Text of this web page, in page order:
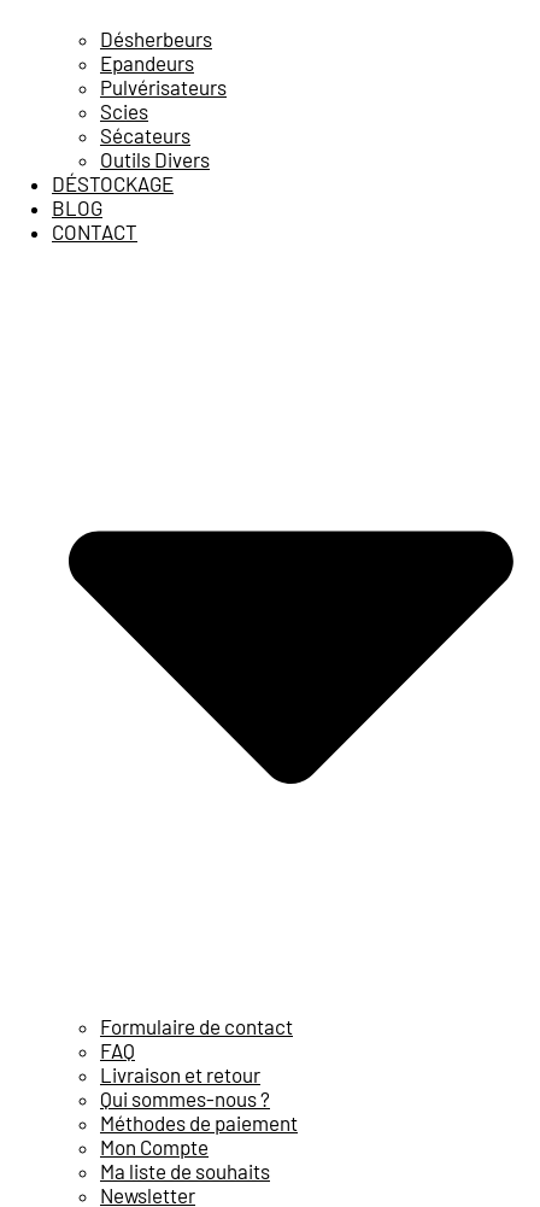
Désherbeurs
Epandeurs
Pulvérisateurs
Scies
Sécateurs
Outils Divers
DÉSTOCKAGE
BLOG
CONTACT
Formulaire de contact
FAQ
Livraison et retour
Qui sommes-nous ?
Méthodes de paiement
Mon Compte
Ma liste de souhaits
Newsletter